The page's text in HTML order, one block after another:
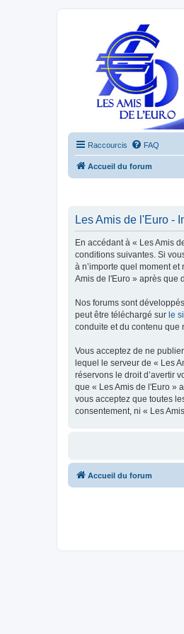
Raccourcis FAQ
Accueil du forum
Les Amis de l'Euro -
En accédant à « Les Amis
conditions suivantes. Si
à n’importe quel moment
Amis de l'Euro » après que
Nos forums sont
peut être téléchargé sur le
conduite et du contenu que
Vous acceptez de ne
lequel le serveur de « Les
réservons le droit d’avertir
que « Les Amis de l'Euro »
vous acceptez que toutes
consentement, ni « Les
Accueil du forum